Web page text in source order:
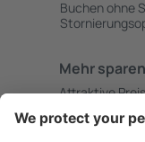
Buchen ohne
Mehr sparen
Attraktive